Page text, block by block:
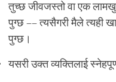
तुच्छ जीवजस्तो वा एक
पुग्छ –– त्यसैगरी मैले त्यही
पुग्छ।
यसरी उक्त व्यक्तिलाई